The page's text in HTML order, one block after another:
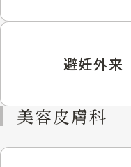
避妊外来
美容皮膚科